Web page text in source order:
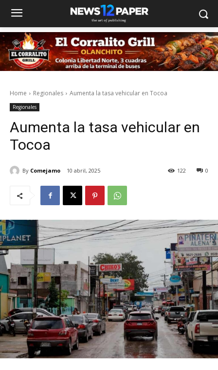
Home Regionales Aumenta la tasa vehicular en Tocoa
Regionales
Aumenta la tasa vehicular en
Tocoa
By Comejamo 10 abril, 2025 0
122